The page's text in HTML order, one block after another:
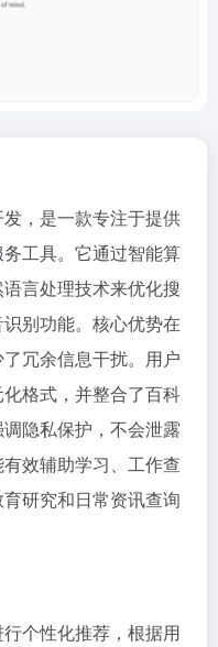
，是一款专注于提供
工具。它通过智能算
言处理技术来优化搜
别功能。核心优势在
冗余信息干扰。用户
格式，并整合了百科
隐私保护，不会泄露
效辅助学习、工作查
研究和日常资讯查询
个性化推荐，根据用